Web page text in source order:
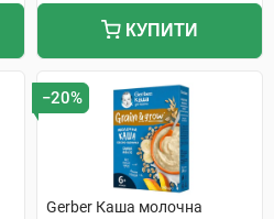
КУПИТИ
−20%
Gerber Каша молочна